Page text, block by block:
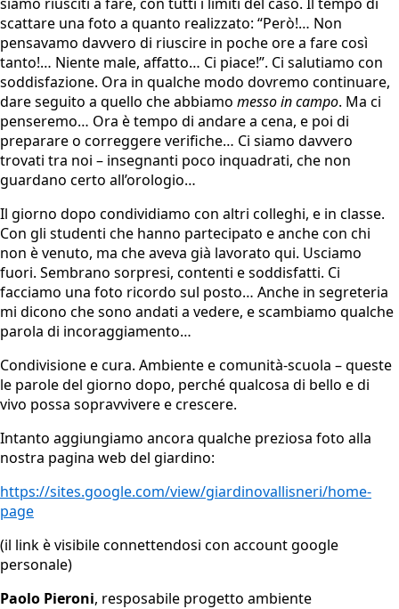
scattare una foto a quanto realizzato: “Però!… Non
pensavamo davvero di riuscire in poche ore a fare così
tanto!… Niente male, affatto… Ci piace!”. Ci salutiamo con
soddisfazione. Ora in qualche modo dovremo continuare,
dare seguito a quello che abbiamo messo in campo. Ma ci
penseremo… Ora è tempo di andare a cena, e poi di
preparare o correggere verifiche… Ci siamo davvero
trovati tra noi – insegnanti poco inquadrati, che non
guardano certo all’orologio…
Il giorno dopo condividiamo con altri colleghi, e in classe.
Con gli studenti che hanno partecipato e anche con chi
non è venuto, ma che aveva già lavorato qui. Usciamo
fuori. Sembrano sorpresi, contenti e soddisfatti. Ci
facciamo una foto ricordo sul posto… Anche in segreteria
mi dicono che sono andati a vedere, e scambiamo qualche
parola di incoraggiamento…
Condivisione e cura. Ambiente e comunità-scuola – queste
le parole del giorno dopo, perché qualcosa di bello e di
vivo possa sopravvivere e crescere.
Intanto aggiungiamo ancora qualche preziosa foto alla
nostra pagina web del giardino:
https://sites.google.com/view/giardinovallisneri/home-
page
(il link è visibile connettendosi con account google
personale)
Paolo Pieroni, resposabile progetto ambiente